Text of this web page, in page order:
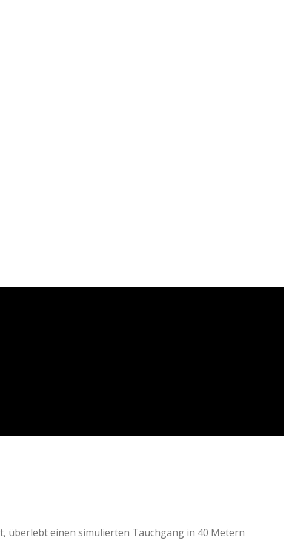
überlebt einen simulierten Tauchgang in 40 Metern